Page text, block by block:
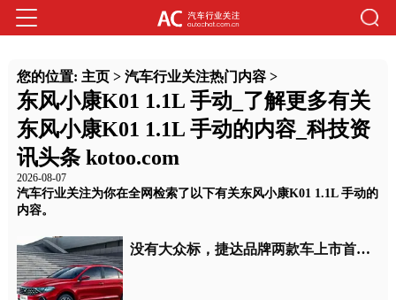
您的位置: 主页> 汽车行业关注热门内容>
东风小康K01 1.1L 手动_了解更多有关
东风小康K01 1.1L 手动的内容_科技资
讯头条 kotoo.com
2026-08-07
汽车行业关注为你在全网检索了以下有关东风小康K01 1.1L 手动的
内容。
没有大众标，捷达品牌两款车上市首月销量达1.1万台